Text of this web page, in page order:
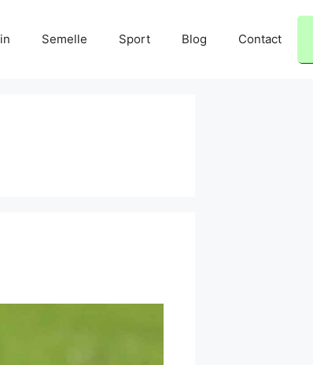
Semelle Sport Blog Contact